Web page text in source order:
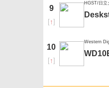
9
[↑]
HGST/日立
10
[↑]
Western